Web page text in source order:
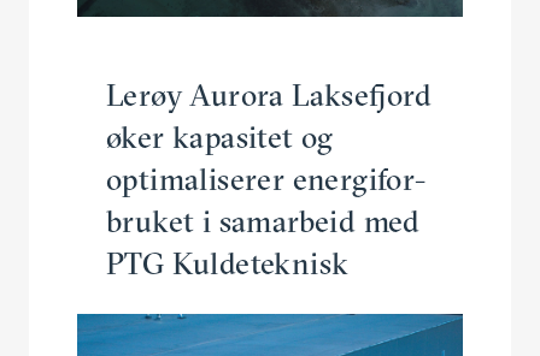
Lerøy Aurora Lakse­fjord
øker kapasitet og
optima­li­serer energi­for­
bruket i samarbeid med
PTG Kuldeteknisk